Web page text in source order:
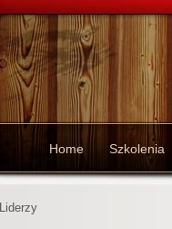
Home Szkolenia
Liderzy